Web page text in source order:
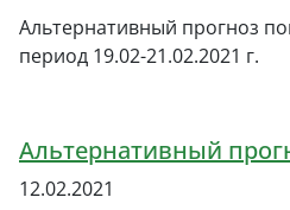
Альтернативный прогноз
период 19.02-21.02.2021 г.
Альтернативный
12.02.2021